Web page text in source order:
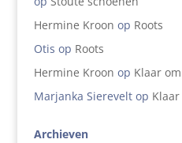
Hermine Kroon op Roots
Otis op Roots
Hermine Kroon op Klaar
Marjanka Siereveltop
Archieven